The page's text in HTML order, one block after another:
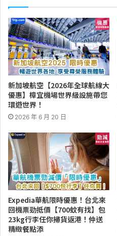
新加坡航空【2026年全球航線大
優惠】樟宜機場世界級設施帶您
環遊世界！
2026 年 6 月 20 日
Expedia華航限時優惠！台北來
回機票勁抵價【700蚊有找】包
23kg行李任你掃貨返港！仲送
精緻餐點添